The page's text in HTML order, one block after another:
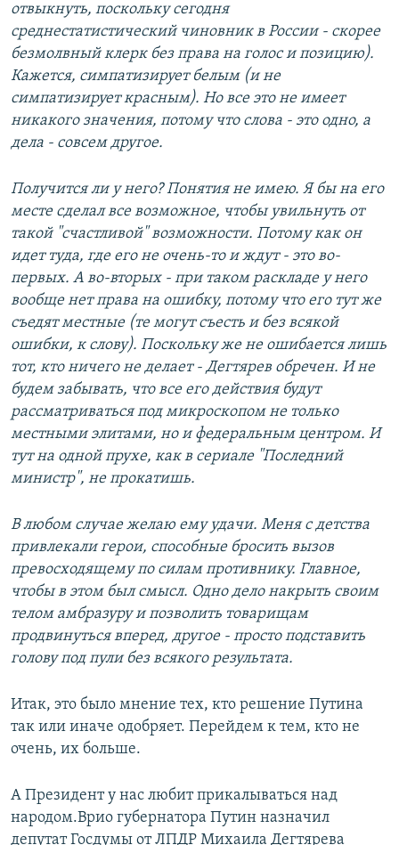
отвыкнуть, поскольку сегодня
среднестатистический чиновник в России - скорее
безмолвный клерк без права на голос и позицию).
Кажется, симпатизирует белым (и не
симпатизирует красным). Но все это не имеет
никакого значения, потому что слова - это одно, а
дела - совсем другое.
Получится ли у него? Понятия не имею. Я бы на его
месте сделал все возможное, чтобы увильнуть от
такой "счастливой" возможности. Потому как он
идет туда, где его не очень-то и ждут - это во-
первых. А во-вторых - при таком раскладе у него
вообще нет права на ошибку, потому что его тут же
съедят местные (те могут съесть и без всякой
ошибки, к слову). Поскольку же не ошибается лишь
тот, кто ничего не делает - Дегтярев обречен. И не
будем забывать, что все его действия будут
рассматриваться под микроскопом не только
местными элитами, но и федеральным центром. И
тут на одной прухе, как в сериале "Последний
министр", не прокатишь.
В любом случае желаю ему удачи. Меня с детства
привлекали герои, способные бросить вызов
превосходящему по силам противнику. Главное,
чтобы в этом был смысл. Одно дело накрыть своим
телом амбразуру и позволить товарищам
продвинуться вперед, другое - просто подставить
голову под пули без всякого результата.
Итак, это было мнение тех, кто решение Путина
так или иначе одобряет. Перейдем к тем, кто не
очень, их больше.
А Президент у нас любит прикалываться над
народом.Врио губернатора Путин назначил
депутат Госдумы от ЛПДР Михаила Дегтярева